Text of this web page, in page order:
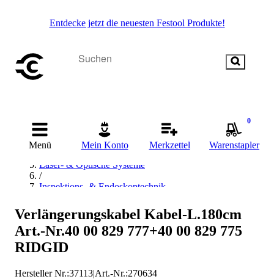
Entdecke jetzt die neuesten Festool Produkte!
Menü Mein Konto Merkzettel
0
Warenstapler
Startseite
/
Messen & Prüfen
Laser- & Optische Systeme
/
Inspektions- & Endoskoptechnik
Zubehör für Inspektionskamera
/
Rigde Tool Zubehör für Inspektionskamera
Verlängerungskabel Kabel-L.180cm
Art.-Nr.40 00 829 777+40 00 829 775
RIDGID
Hersteller Nr.:37113|Art.-Nr.:270634